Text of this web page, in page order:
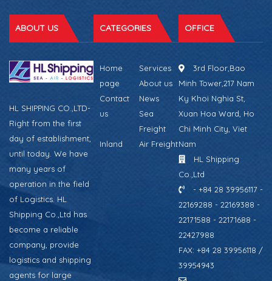
ABOUT US
HL SHIPPING CO.,LTD-
Right from the first
day of establishment,
until today. We have
many years of
operation in the field
of Logistics. HL
Shipping Co.,Ltd has
become a reliable
company, provide
logistics and shipping
agents for large
CATEGORIES
Home
page
Services
About us
Contact
us
News
Sea
Freight
Inland
Air Freight
OFFICE
3rd Floor,Bao
Minh Tower,217 Nam
Ky Khoi Nghia St,
Xuan Hoa Ward, Ho
Chi Minh City, Viet
Nam
HL Shipping
Co.,Ltd
- +84 28 39956117 -
22169288 - 22169388 -
22171588 - 22171688 -
22427988
FAX: +84 28 39956118 /
39954943